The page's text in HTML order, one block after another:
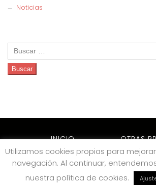
Noticias
Buscar:
INICIO
OTRAS
ARCHIVO
CONTACTO
Utilizamos cookies propias para
navegación. Al continuar,
nuestra política de cookies.